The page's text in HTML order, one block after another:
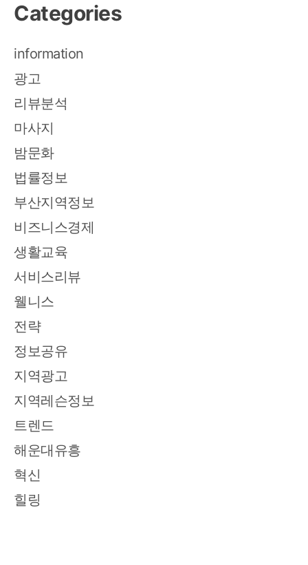
Categories
information
광고
리뷰분석
마사지
밤문화
법률정보
부산지역정보
비즈니스경제
생활교육
서비스리뷰
웰니스
전략
정보공유
지역광고
지역레슨정보
트렌드
해운대유흥
혁신
힐링